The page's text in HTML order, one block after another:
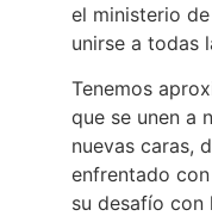
el ministerio
unirse a todas
Tenemos
que se unen a
nuevas caras,
enfrentado
su desafío con